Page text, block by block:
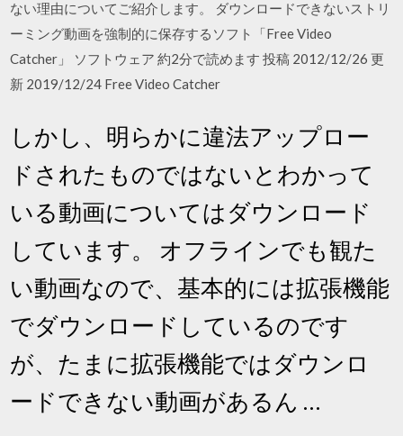
ない理由についてご紹介します。 ダウンロードできないストリ
ーミング動画を強制的に保存するソフト「Free Video
Catcher」 ソフトウェア 約2分で読めます 投稿 2012/12/26 更
新 2019/12/24 Free Video Catcher
しかし、明らかに違法アップロー
ドされたものではないとわかって
いる動画についてはダウンロード
しています。 オフラインでも観た
い動画なので、基本的には拡張機能
でダウンロードしているのです
が、たまに拡張機能ではダウンロ
ードできない動画があるん …